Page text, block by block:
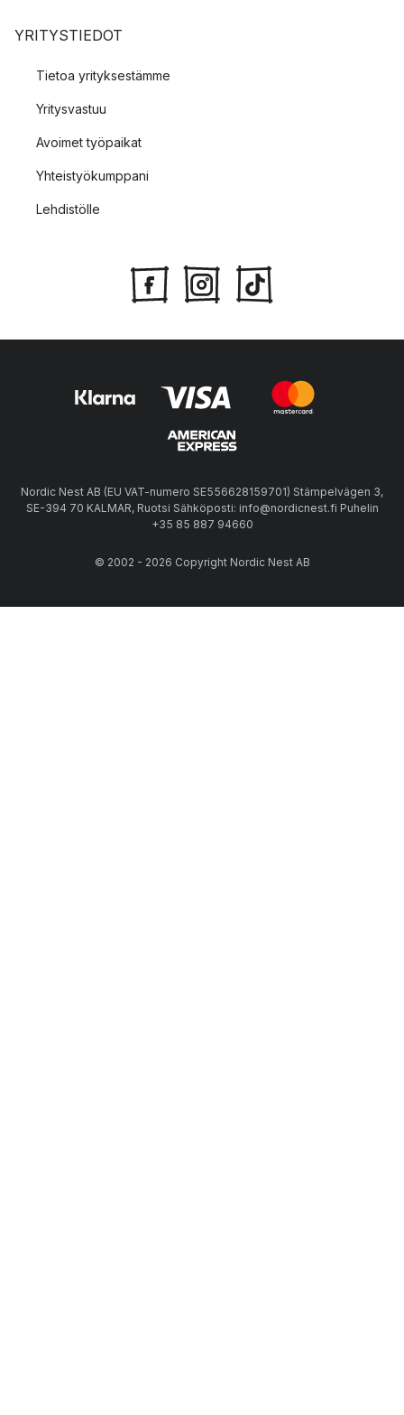
YRITYSTIEDOT
Tietoa yrityksestämme
Yritysvastuu
Avoimet työpaikat
Yhteistyökumppani
Lehdistölle
Nordic Nest AB (EU VAT-numero SE556628159701) Stämpelvägen 3,
SE-394 70 KALMAR, Ruotsi Sähköposti: info@nordicnest.fi Puhelin
+35 85 887 94660
© 2002 - 2026 Copyright Nordic Nest AB